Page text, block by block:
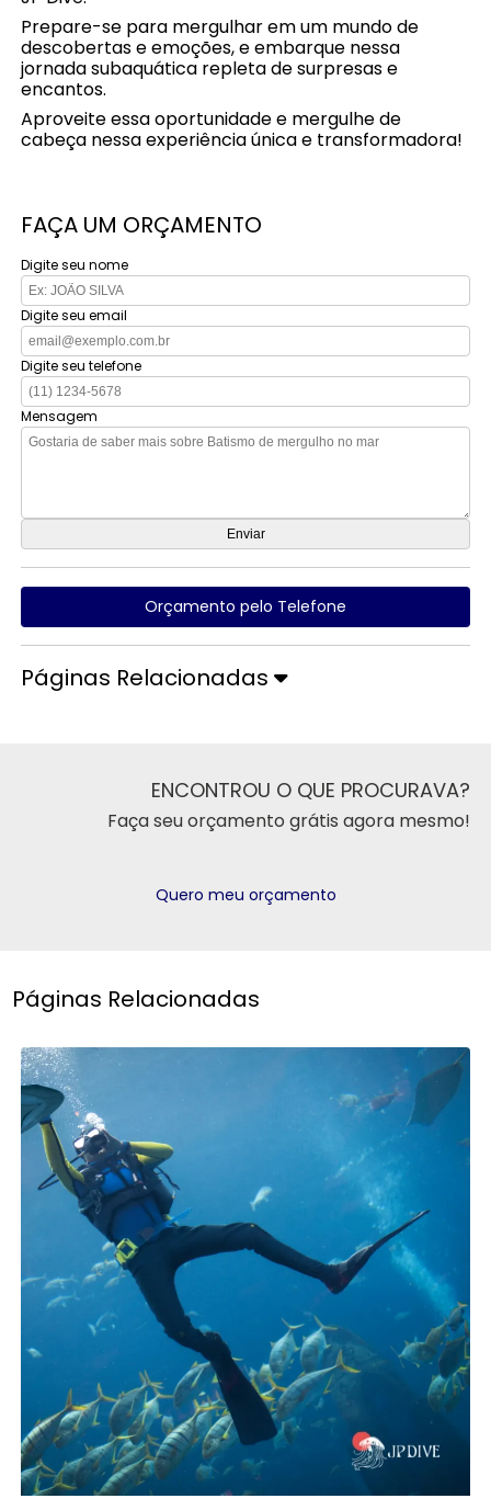
Prepare-se para mergulhar em um mundo de
descobertas e emoções, e embarque nessa
jornada subaquática repleta de surpresas e
encantos.
Aproveite essa oportunidade e mergulhe de
cabeça nessa experiência única e transformadora!
FAÇA UM ORÇAMENTO
Digite seu nome
Digite seu email
Digite seu telefone
Mensagem
Orçamento pelo Telefone
Páginas Relacionadas
ENCONTROU O QUE PROCURAVA?
Faça seu orçamento grátis agora mesmo!
Quero meu orçamento
Páginas Relacionadas